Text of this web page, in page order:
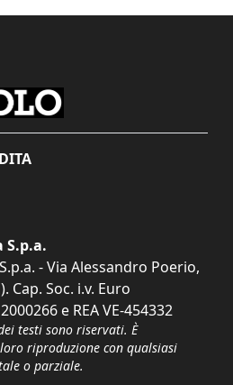
S.p.a.
- Via Alessandro Poerio,
Cap. Soc. i.v. Euro
e REA VE-454332
testi sono riservati. È
riproduzione con qualsiasi
o parziale.